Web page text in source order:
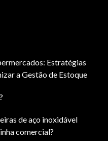
Estratégias
a Gestão de Estoque
de aço inoxidável
comercial?